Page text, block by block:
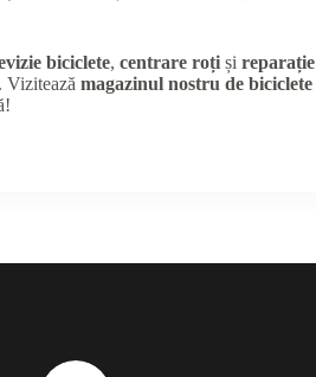
biciclete, centrare roți și reparație
Vizitează magazinul nostru de biciclete